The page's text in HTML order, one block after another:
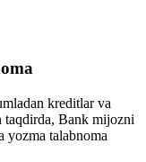
kreditlar va
taqdirda, Bank mijozni
yozma talabnoma